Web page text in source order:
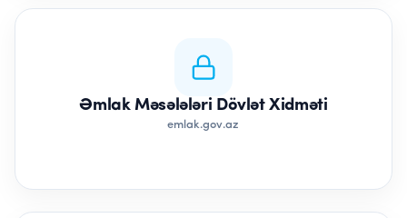
Əmlak Məsələləri Dövlət Xidməti
emlak.gov.az